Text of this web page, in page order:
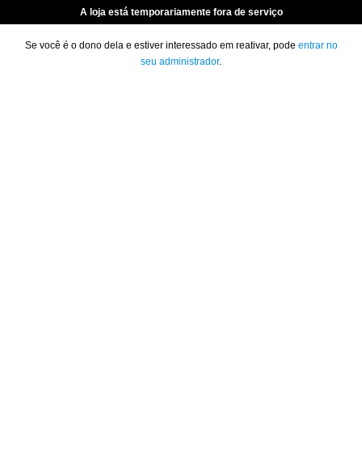
A loja está temporariamente fora de serviço
Se você é o dono dela e estiver interessado em reativar, pode entrar no
seu administrador.